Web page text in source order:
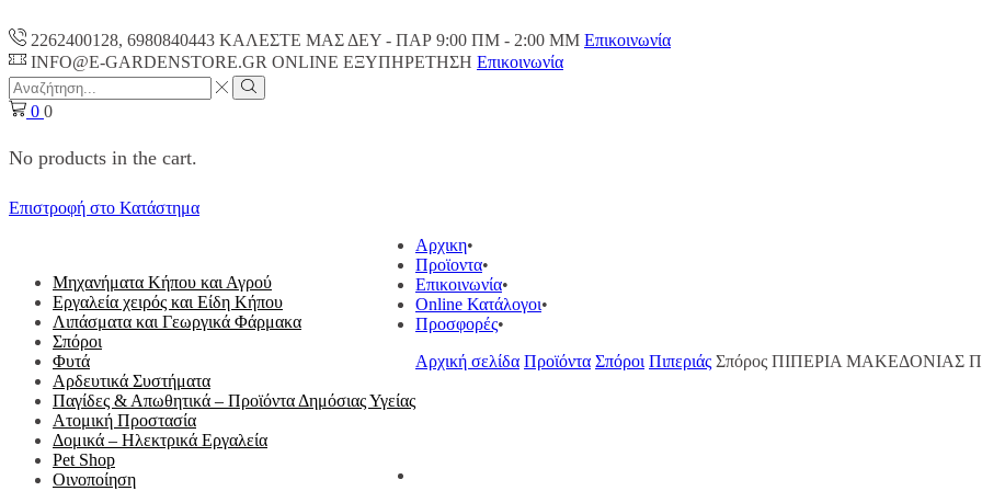
2262400128, 6980840443 ΚΑΛΕΣΤΕ ΜΑΣ ΔΕΥ - ΠΑΡ 9:00 ΠM - 2:00 ΜΜ Επικοινωνία
INFO@E-GARDENSTORE.GR ONLINE ΕΞΥΠΗΡΕΤΗΣH Επικοινωνία
Search
input
Search
0 0
No products in the cart.
Επιστροφή στο Κατάστημα
Μηχανήματα Κήπου και Αγρού
Εργαλεία χειρός και Είδη Κήπου
Λιπάσματα και Γεωργικά Φάρμακα
Σπόροι
Φυτά
Αρδευτικά Συστήματα
Παγίδες & Απωθητικά – Προϊόντα Δημόσιας Υγείας
Ατομική Προστασία
Δομικά – Ηλεκτρικά Εργαλεία
Pet Shop
Οινοποίηση
Αρχικη
Προϊοντα
Επικοινωνία
Online Κατάλογοι
Προσφορές
Αρχική σελίδα Προϊόντα Σπόροι Πιπεριάς Σπόρος ΠΙΠΕΡΙΑ ΜΑΚΕΔΟΝΙΑΣ